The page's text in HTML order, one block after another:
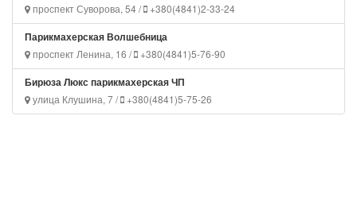
проспект Суворова, 54 / +380(4841)2-33-24
Парикмахерская Волшебница
проспект Ленина, 16 / +380(4841)5-76-90
Бирюза Люкс парикмахерская ЧП
улица Клушина, 7 / +380(4841)5-75-26